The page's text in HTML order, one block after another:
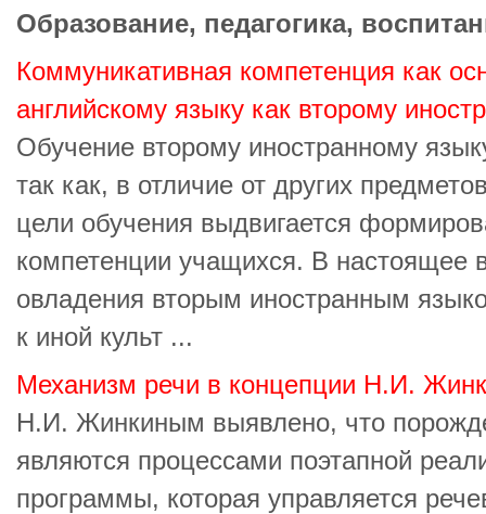
Образование, педагогика,
Коммуникативная компетенция как
английскому языку как второму
Обучение второму иностранному
так как, в отличие от других
цели обучения выдвигается
компетенции учащихся. В настоящее
овладения вторым иностранным
к иной культ ...
Механизм речи в концепции Н.И.
Н.И. Жинкиным выявлено, что
являются процессами поэтапной
программы, которая управляется